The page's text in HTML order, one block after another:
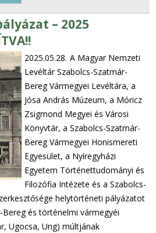
– 2025
2025.05.28. A Magyar Nemzeti
Levéltár Szabolcs-Szatmár-
Bereg Vármegyei Levéltára, a
Jósa András Múzeum, a Móricz
Zsigmond Megyei és Városi
Könyvtár, a Szabolcs-Szatmár-
Bereg Vármegyei Honismereti
Egyesület, a Nyíregyházi
Egyetem Történettudományi és
Filozófia Intézete és a Szabolcs-
helytörténeti pályázatot
Bereg és történelmi vármegyéi
Ugocsa, Ung) múltjának